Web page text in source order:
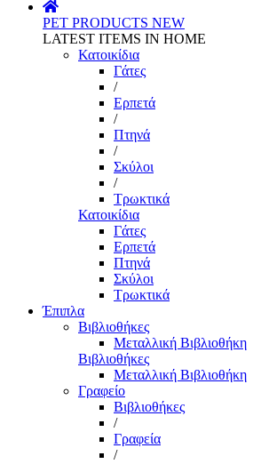
PET PRODUCTS NEW
LATEST ITEMS IN HOME
Κατοικίδια
Γάτες
/
Ερπετά
/
Πτηνά
/
Σκύλοι
/
Τρωκτικά
Κατοικίδια
Γάτες
Ερπετά
Πτηνά
Σκύλοι
Τρωκτικά
Έπιπλα
Βιβλιοθήκες
Μεταλλική Βιβλιοθήκη
Βιβλιοθήκες
Μεταλλική Βιβλιοθήκη
Γραφείο
Βιβλιοθήκες
/
Γραφεία
/